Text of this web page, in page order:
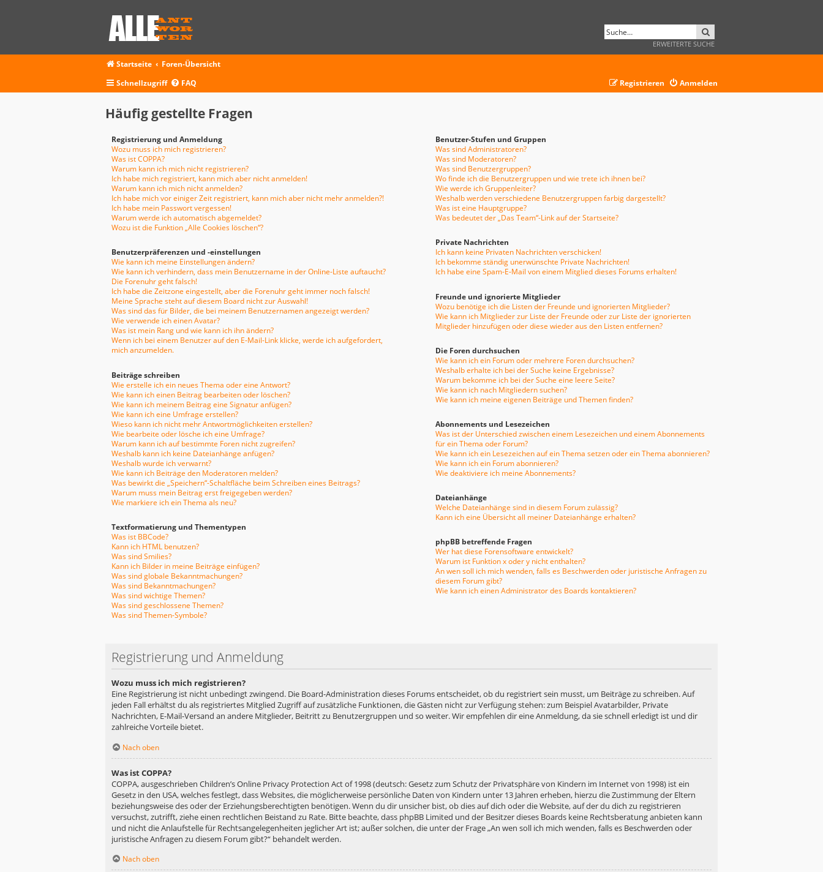
ERWEITERTE SUCHE
Startseite
Foren-Übersicht
Schnellzugriff
FAQ Anmelden
Registrieren
Häufig gestellte Fragen
Registrierung und Anmeldung
Wozu muss ich mich registrieren?
Was ist COPPA?
Warum kann ich mich nicht registrieren?
Ich habe mich registriert, kann mich aber nicht anmelden!
Warum kann ich mich nicht anmelden?
Ich habe mich vor einiger Zeit registriert, kann mich aber nicht mehr anmelden?!
Ich habe mein Passwort vergessen!
Warum werde ich automatisch abgemeldet?
Wozu ist die Funktion „Alle Cookies löschen“?
Benutzerpräferenzen und -einstellungen
Wie kann ich meine Einstellungen ändern?
Wie kann ich verhindern, dass mein Benutzername in der Online-Liste auftaucht?
Die Forenuhr geht falsch!
Ich habe die Zeitzone eingestellt, aber die Forenuhr geht immer noch falsch!
Meine Sprache steht auf diesem Board nicht zur Auswahl!
Was sind das für Bilder, die bei meinem Benutzernamen angezeigt werden?
Wie verwende ich einen Avatar?
Was ist mein Rang und wie kann ich ihn ändern?
Wenn ich bei einem Benutzer auf den E-Mail-Link klicke, werde ich aufgefordert,
mich anzumelden.
Beiträge schreiben
Wie erstelle ich ein neues Thema oder eine Antwort?
Wie kann ich einen Beitrag bearbeiten oder löschen?
Wie kann ich meinem Beitrag eine Signatur anfügen?
Wie kann ich eine Umfrage erstellen?
Wieso kann ich nicht mehr Antwortmöglichkeiten erstellen?
Wie bearbeite oder lösche ich eine Umfrage?
Warum kann ich auf bestimmte Foren nicht zugreifen?
Weshalb kann ich keine Dateianhänge anfügen?
Weshalb wurde ich verwarnt?
Wie kann ich Beiträge den Moderatoren melden?
Was bewirkt die „Speichern“-Schaltfläche beim Schreiben eines Beitrags?
Warum muss mein Beitrag erst freigegeben werden?
Wie markiere ich ein Thema als neu?
Textformatierung und Thementypen
Was ist BBCode?
Kann ich HTML benutzen?
Was sind Smilies?
Kann ich Bilder in meine Beiträge einfügen?
Was sind globale Bekanntmachungen?
Was sind Bekanntmachungen?
Was sind wichtige Themen?
Was sind geschlossene Themen?
Was sind Themen-Symbole?
Benutzer-Stufen und Gruppen
Was sind Administratoren?
Was sind Moderatoren?
Was sind Benutzergruppen?
Wo finde ich die Benutzergruppen und wie trete ich ihnen bei?
Wie werde ich Gruppenleiter?
Weshalb werden verschiedene Benutzergruppen farbig dargestellt?
Was ist eine Hauptgruppe?
Was bedeutet der „Das Team“-Link auf der Startseite?
Private Nachrichten
Ich kann keine Privaten Nachrichten verschicken!
Ich bekomme ständig unerwünschte Private Nachrichten!
Ich habe eine Spam-E-Mail von einem Mitglied dieses Forums erhalten!
Freunde und ignorierte Mitglieder
Wozu benötige ich die Listen der Freunde und ignorierten Mitglieder?
Wie kann ich Mitglieder zur Liste der Freunde oder zur Liste der ignorierten
Mitglieder hinzufügen oder diese wieder aus den Listen entfernen?
Die Foren durchsuchen
Wie kann ich ein Forum oder mehrere Foren durchsuchen?
Weshalb erhalte ich bei der Suche keine Ergebnisse?
Warum bekomme ich bei der Suche eine leere Seite?
Wie kann ich nach Mitgliedern suchen?
Wie kann ich meine eigenen Beiträge und Themen finden?
Abonnements und Lesezeichen
Was ist der Unterschied zwischen einem Lesezeichen und einem Abonnements
für ein Thema oder Forum?
Wie kann ich ein Lesezeichen auf ein Thema setzen oder ein Thema abonnieren?
Wie kann ich ein Forum abonnieren?
Wie deaktiviere ich meine Abonnements?
Dateianhänge
Welche Dateianhänge sind in diesem Forum zulässig?
Kann ich eine Übersicht all meiner Dateianhänge erhalten?
phpBB betreffende Fragen
Wer hat diese Forensoftware entwickelt?
Warum ist Funktion x oder y nicht enthalten?
An wen soll ich mich wenden, falls es Beschwerden oder juristische Anfragen zu
diesem Forum gibt?
Wie kann ich einen Administrator des Boards kontaktieren?
Registrierung und Anmeldung
Wozu muss ich mich registrieren?
Eine Registrierung ist nicht unbedingt zwingend. Die Board-Administration dieses Forums entscheidet, ob du registriert sein musst, um Beiträge zu schreiben. Auf
jeden Fall erhältst du als registriertes Mitglied Zugriff auf zusätzliche Funktionen, die Gästen nicht zur Verfügung stehen: zum Beispiel Avatarbilder, Private
Nachrichten, E-Mail-Versand an andere Mitglieder, Beitritt zu Benutzergruppen und so weiter. Wir empfehlen dir eine Anmeldung, da sie schnell erledigt ist und dir
zahlreiche Vorteile bietet.
Nach oben
Was ist COPPA?
COPPA, ausgeschrieben Children’s Online Privacy Protection Act of 1998 (deutsch: Gesetz zum Schutz der Privatsphäre von Kindern im Internet von 1998) ist ein
Gesetz in den USA, welches festlegt, dass Websites, die möglicherweise persönliche Daten von Kindern unter 13 Jahren erheben, hierzu die Zustimmung der Eltern
beziehungsweise des oder der Erziehungsberechtigten benötigen. Wenn du dir unsicher bist, ob dies auf dich oder die Website, auf der du dich zu registrieren
versuchst, zutrifft, ziehe einen rechtlichen Beistand zu Rate. Bitte beachte, dass phpBB Limited und der Besitzer dieses Boards keine Rechtsberatung anbieten kann
und nicht die Anlaufstelle für Rechtsangelegenheiten jeglicher Art ist; außer solchen, die unter der Frage „An wen soll ich mich wenden, falls es Beschwerden oder
juristische Anfragen zu diesem Forum gibt?“ behandelt werden.
Nach oben